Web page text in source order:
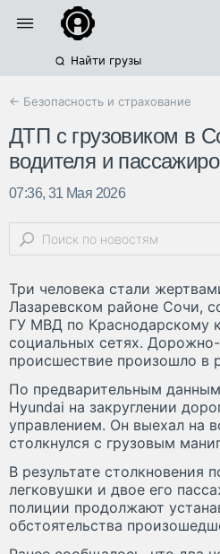
Найти грузы
← Безопасность и страхование
ДТП с грузовиком в
водителя и
07:36, 31 Мая 2026
Три человека стали
Лазаревском районе Сочи,
ГУ МВД по Краснодарскому
социальных сетях.
происшествие произошло в
По предварительным
Hyundai на закруглении
управлением. Он выехал на
столкнулся с грузовым
В результате столкновения
легковушки и двое его
полиции продолжают
обстоятельства